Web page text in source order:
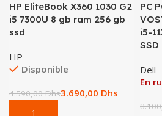
HP EliteBook X360 1030 G2
i5 7300U 8 gb ram 256 gb
ssd
HP
Disponible
4.590,00Dhs3.690,00 Dhs
PC
i5-
SSD
Dell
En